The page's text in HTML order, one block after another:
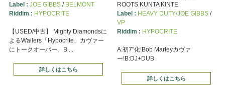
Label : JOE GIBBS/ BELMONT
Riddim : HYPOCRITE
【USED/中古】 Mighty Diamondsに
よるWailers「Hypocrite」カヴァー
にトークオーバー。B ...
詳しくはこちら
ROOTS KUNTA KINTE
Label : HEAVY DUTY/JOE GIBBS/
VP
Riddim : HYPOCRITE
A:初7”化!Bob Marleyカヴァ
ー!B:DJ+DUB
詳しくはこちら